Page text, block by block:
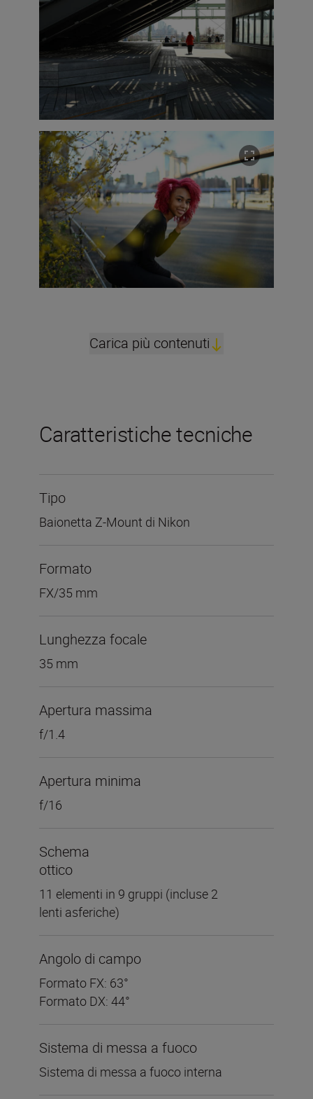
Carica più contenuti
Caratteristiche tecniche
Tipo
Baionetta Z-Mount di Nikon
Formato
FX/35 mm
Lunghezza focale
35 mm
Apertura massima
f/1.4
Apertura minima
f/16
Schema
ottico
11 elementi in 9 gruppi (incluse 2
lenti asferiche)
Angolo di campo
Formato FX: 63°
Formato DX: 44°
Sistema di messa a fuoco
Sistema di messa a fuoco interna